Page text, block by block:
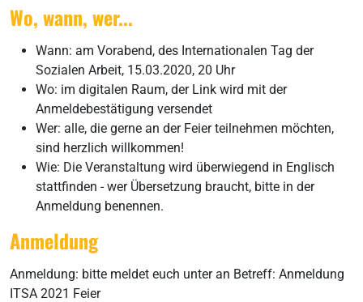
Wo, wann, wer...
Wann: am Vorabend, des Internationalen Tag der
Sozialen Arbeit, 15.03.2020, 20 Uhr
Wo: im digitalen Raum, der Link wird mit der
Anmeldebestätigung versendet
Wer: alle, die gerne an der Feier teilnehmen möchten,
sind herzlich willkommen!
Wie: Die Veranstaltung wird überwiegend in Englisch
stattfinden - wer Übersetzung braucht, bitte in der
Anmeldung benennen.
Anmeldung
Anmeldung: bitte meldet euch unter an Betreff: Anmeldung
ITSA 2021 Feier